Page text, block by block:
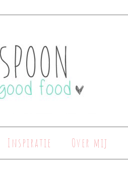
Inspiratie Over mij